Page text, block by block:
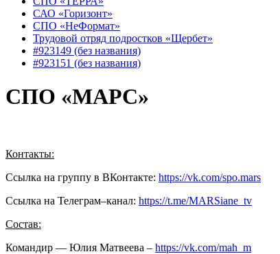
САО «Горизонт»
СПО «НеФормат»
Трудовой отряд подростков «Щербет»
#923149 (без названия)
#923151 (без названия)
СПО «МАРС»
Контакты:
Ссылка на группу в ВКонтакте: https://vk.com/spo.mars
Ссылка на Телеграм–канал: https://t.me/MARSiane_tv
Состав:
Командир — Юлия Матвеева – https://vk.com/mah_m